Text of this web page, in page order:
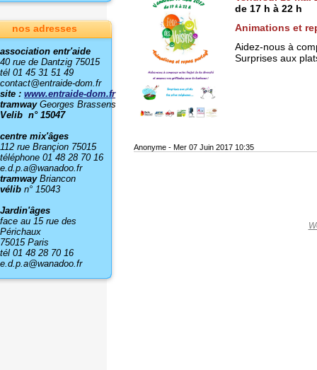
de 17 h à 22 h
Animations et
Aidez-nous à
Surprises aux
Anonyme - Mer 07 Juin 2017 10:35
nos adresses
association entr'aide
40 rue de Dantzig 75015
tél 01 45 31 51 49
contact@entraide-dom.fr
site : www.entraide-dom.fr
tramway Georges Brassens
Velib n° 15047
centre mix'âges
112 rue Brançion 75015
téléphone 01 48 28 70 16
e.d.p.a@wanadoo.fr
tramwayBriancon
vélib n° 15043
Jardin'âges
face au 15 rue des
Périchaux
75015 Paris
tél 01 48 28 70 16
e.d.p.a@wanadoo.fr